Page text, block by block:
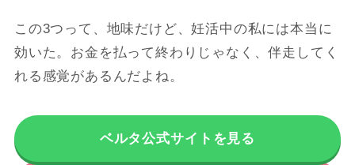
この3つって、地味だけど、妊活中の私には本当に
効いた。お金を払って終わりじゃなく、伴走してく
れる感覚があるんだよね。
ベルタ公式サイトを見る